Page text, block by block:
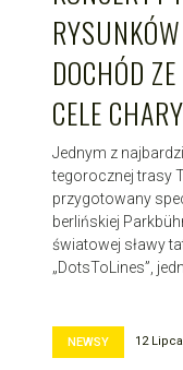
DOCHÓD
CELE
Jednym z
tegorocznej trasy
przygotowany
berlińskiej
światowej sławy
„DotsToLines”,
NEWSY 12 Lipca